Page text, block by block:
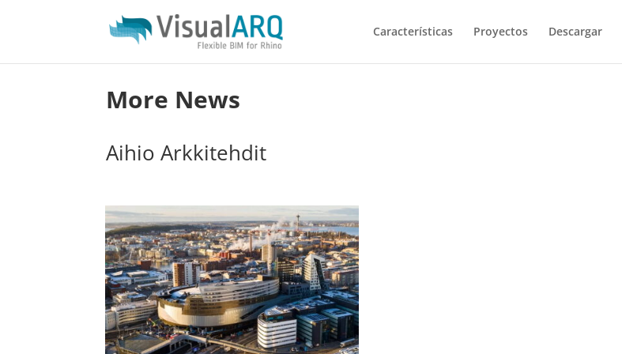
Características Proyectos Descargar
More News
Aihio Arkkitehdit